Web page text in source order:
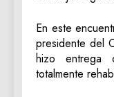
En este
presidente del
hizo entrega
totalmente